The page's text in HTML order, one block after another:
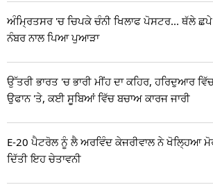
ਅੰਮ੍ਰਿਤਸਰ 'ਚ ਚਿਪਕੇ ਚੰਨੀ ਖਿਲਾਫ ਪੋਸਟਰ... ਥੱਲੇ
ਨੰਬਰ ਨਾਲ ਪਿਆ ਪੁਆੜਾ
ਉੱਤਰੀ ਭਾਰਤ 'ਚ ਭਾਰੀ ਮੀਂਹ ਦਾ ਕਹਿਰ, ਹਰਿਦੁਆਰ
ਉਫਾਨ 'ਤੇ, ਕਈ ਸੂਬਿਆਂ ਵਿੱਚ ਬਚਾਅ ਕਾਰਜ ਜਾਰੀ
E-20 ਪੈਟਰੋਲ ਨੂੰ ਲੈ ਅਰਵਿੰਦ ਕੇਜਰੀਵਾਲ ਨੇ ਖੋਲ੍ਹਿਆ
ਦਿੱਤੀ ਇਹ ਚੇਤਾਵਨੀ